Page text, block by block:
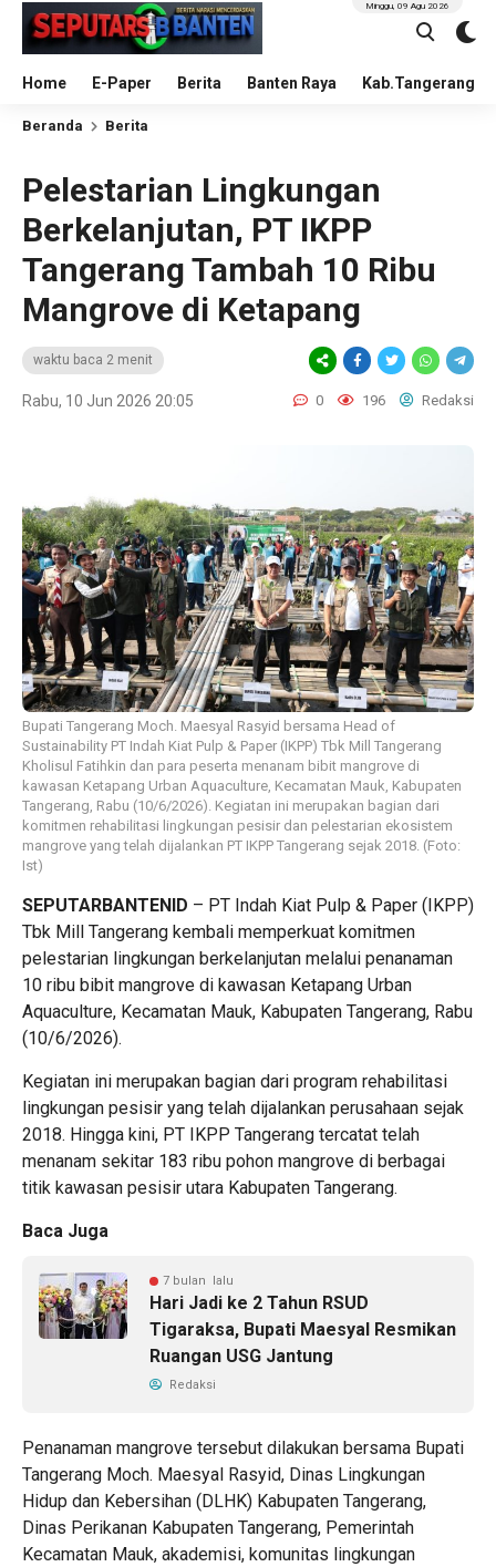
Home E-Paper Berita Banten Raya Kab.Tangerang
Minggu, 09 Agu 2026
Beranda Berita
Pelestarian Lingkungan
Berkelanjutan, PT IKPP
Tangerang Tambah 10 Ribu
Mangrove di Ketapang
waktu baca 2 menit
Rabu, 10 Jun 2026 20:05 0 196 Redaksi
Bupati Tangerang Moch. Maesyal Rasyid bersama Head of
Sustainability PT Indah Kiat Pulp & Paper (IKPP) Tbk Mill Tangerang
Kholisul Fatihkin dan para peserta menanam bibit mangrove di
kawasan Ketapang Urban Aquaculture, Kecamatan Mauk, Kabupaten
Tangerang, Rabu (10/6/2026). Kegiatan ini merupakan bagian dari
komitmen rehabilitasi lingkungan pesisir dan pelestarian ekosistem
mangrove yang telah dijalankan PT IKPP Tangerang sejak 2018. (Foto:
Ist)
SEPUTARBANTENID – PT Indah Kiat Pulp & Paper (IKPP)
Tbk Mill Tangerang kembali memperkuat komitmen
pelestarian lingkungan berkelanjutan melalui penanaman
10 ribu bibit mangrove di kawasan Ketapang Urban
Aquaculture, Kecamatan Mauk, Kabupaten Tangerang, Rabu
(10/6/2026).
Kegiatan ini merupakan bagian dari program rehabilitasi
lingkungan pesisir yang telah dijalankan perusahaan sejak
2018. Hingga kini, PT IKPP Tangerang tercatat telah
menanam sekitar 183 ribu pohon mangrove di berbagai
titik kawasan pesisir utara Kabupaten Tangerang.
Baca Juga
7 bulan lalu
Hari Jadi ke 2 Tahun RSUD
Tigaraksa, Bupati Maesyal Resmikan
Ruangan USG Jantung
Redaksi
Penanaman mangrove tersebut dilakukan bersama Bupati
Tangerang Moch. Maesyal Rasyid, Dinas Lingkungan
Hidup dan Kebersihan (DLHK) Kabupaten Tangerang,
Dinas Perikanan Kabupaten Tangerang, Pemerintah
Kecamatan Mauk, akademisi, komunitas lingkungan